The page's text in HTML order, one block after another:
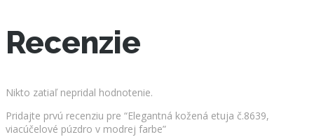
Recenzie
Nikto zatiaľ nepridal hodnotenie.
Pridajte prvú recenziu pre “Elegantná kožená etuja č.8639,
viacúčelové púzdro v modrej farbe”